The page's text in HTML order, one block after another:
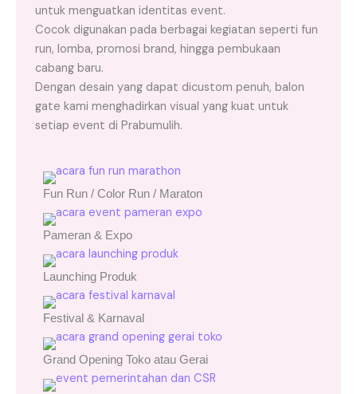
untuk menguatkan identitas event.
Cocok digunakan pada berbagai kegiatan seperti fun
run, lomba, promosi brand, hingga pembukaan
cabang baru.
Dengan desain yang dapat dicustom penuh, balon
gate kami menghadirkan visual yang kuat untuk
setiap event di Prabumulih.
Fun Run / Color Run / Maraton
Pameran & Expo
Launching Produk
Festival & Karnaval
Grand Opening Toko atau Gerai